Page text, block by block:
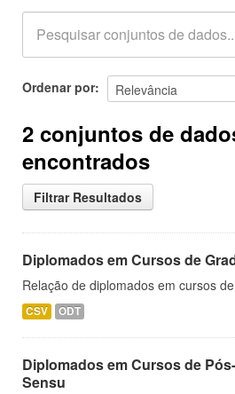
Ordenar por
2 conjuntos de
encontrados
Filtrar Resultados
Diplomados em Cursos de
Relação de diplomados em cursos
CSV ODT
Diplomados em Cursos de
Sensu